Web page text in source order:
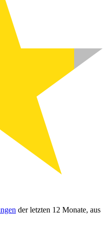
der letzten 12 Monate, aus